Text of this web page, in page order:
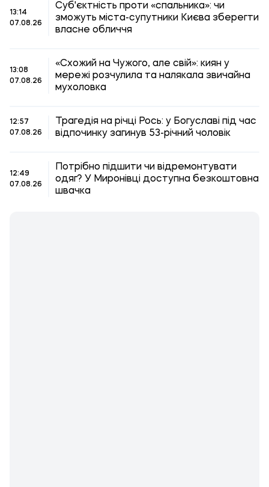
13:14
07.08.26
Суб'єктність проти «спальника»: чи
зможуть міста-супутники Києва зберегти
власне обличчя
13:08
07.08.26
«Схожий на Чужого, але свій»: киян у
мережі розчулила та налякала звичайна
мухоловка
12:57
07.08.26
Трагедія на річці Рось: у Богуславі під час
відпочинку загинув 53-річний чоловік
12:49
07.08.26
Потрібно підшити чи відремонтувати
одяг? У Миронівці доступна безкоштовна
швачка